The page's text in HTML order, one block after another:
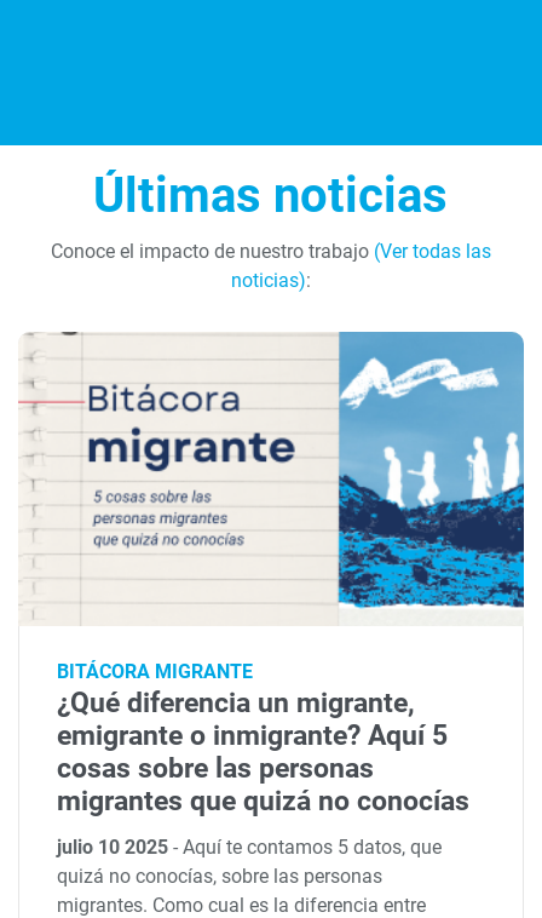
Últimas noticias
Conoce el impacto de nuestro trabajo(Ver todas las
noticias):
BITÁCORA MIGRANTE
¿Qué diferencia un migrante,
emigrante o inmigrante? Aquí 5
cosas sobre las personas
migrantes que quizá no conocías
julio 10 2025-Aquí te contamos 5 datos, que
quizá no conocías, sobre las personas
migrantes. Como cual es la diferencia entre